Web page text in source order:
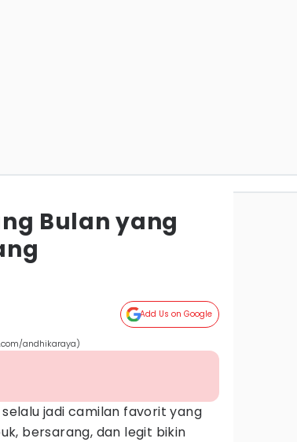
Bulan yang
Add Us on Google
andhikaraya)
selalu jadi camilan favorit yang
bersarang, dan legit bikin